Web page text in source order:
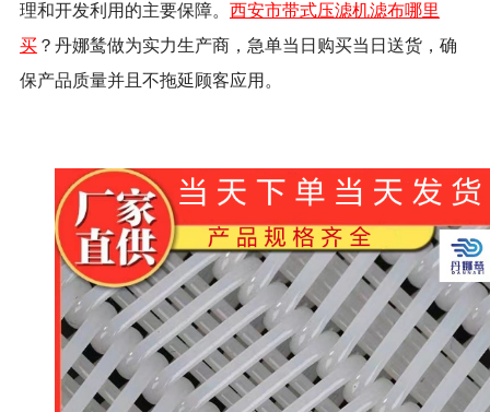
理和开发利用的主要保障。 西安市带式压滤机滤布哪里
买？丹娜鸶做为实力生产商，急单当日购买当日送货，确
保产品质量并且不拖延顾客应用。